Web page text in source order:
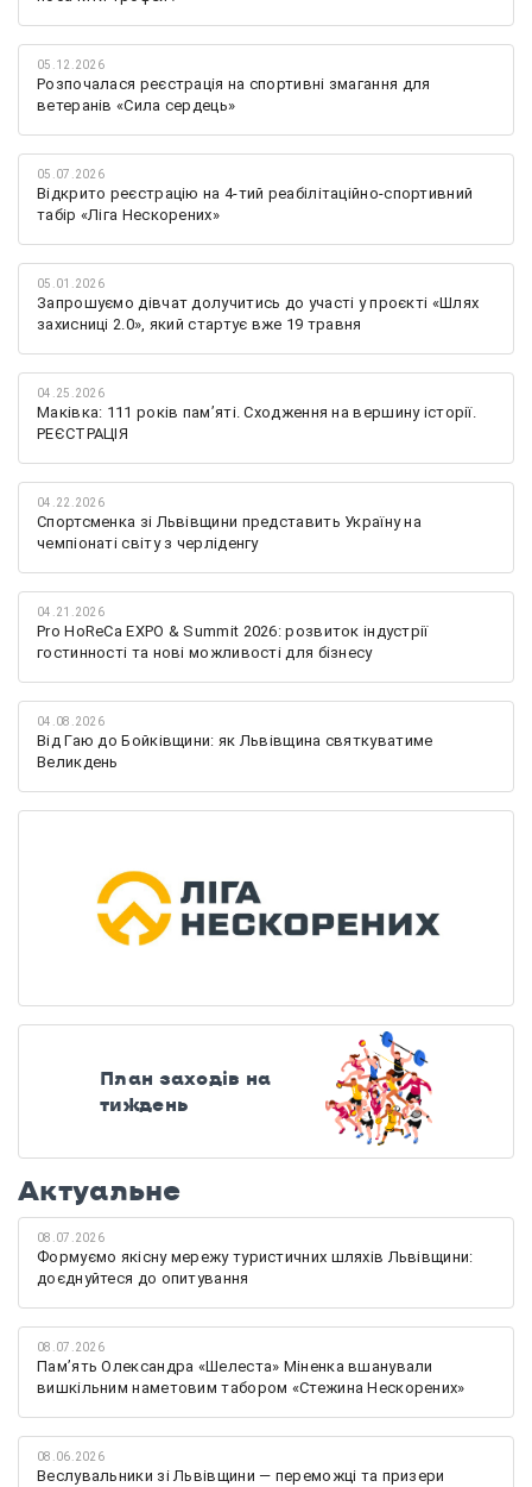
05.12.2026
Розпочалася реєстрація на спортивні змагання для
ветеранів «Сила сердець»
05.07.2026
Відкрито реєстрацію на 4-тий реабілітаційно-спортивний
табір «Ліга Нескорених»
05.01.2026
Запрошуємо дівчат долучитись до участі у проєкті «Шлях
захисниці 2.0», який стартує вже 19 травня
04.25.2026
Маківка: 111 років пам’яті. Сходження на вершину історії.
РЕЄСТРАЦІЯ
04.22.2026
Спортсменка зі Львівщини представить Україну на
чемпіонаті світу з черліденгу
04.21.2026
Pro HoReCa EXPO & Summit 2026: розвиток індустрії
гостинності та нові можливості для бізнесу
04.08.2026
Від Гаю до Бойківщини: як Львівщина святкуватиме
Великдень
План заходів на
тиждень
Актуальне
08.07.2026
Формуємо якісну мережу туристичних шляхів Львівщини:
доєднуйтеся до опитування
08.07.2026
Памʼять Олександра «Шелеста» Міненка вшанували
вишкільним наметовим табором «Стежина Нескорених»
08.06.2026
Веслувальники зі Львівщини — переможці та призери